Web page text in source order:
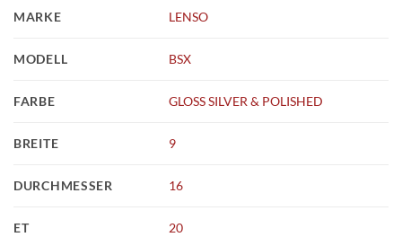
MARKE LENSO
MODELL BSX
FARBE GLOSS SILVER & POLISHED
BREITE 9
DURCHMESSER 16
ET 20